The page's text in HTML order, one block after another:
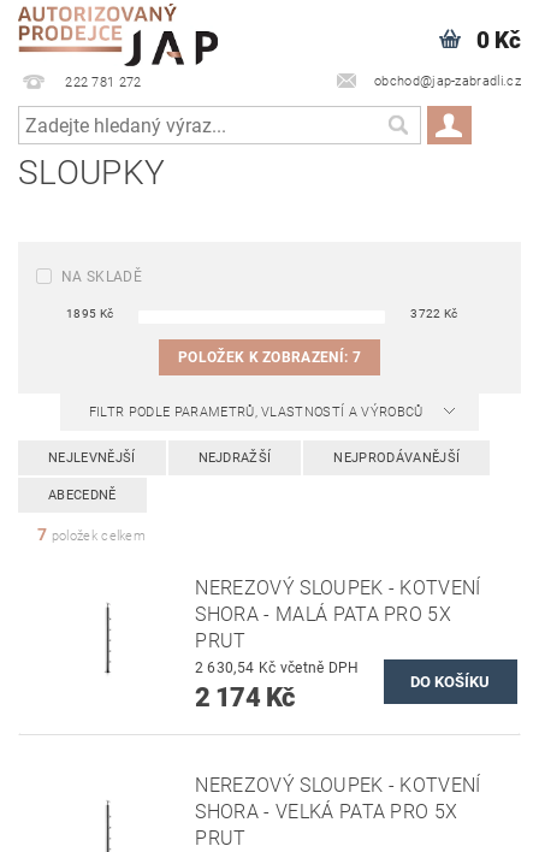
222 781 272 obchod@jap-zabradli.cz
0 Kč
SLOUPKY
NA SKLADĚ
1895 Kč 3722 Kč
POLOŽEK K ZOBRAZENÍ: 7
FILTR PODLE PARAMETRŮ, VLASTNOSTÍ A VÝROBCŮ
NEJLEVNĚJŠÍ NEJDRAŽŠÍ NEJPRODÁVANĚJŠÍ
ABECEDNĚ
7 položek celkem
NEREZOVÝ SLOUPEK - KOTVENÍ
SHORA - MALÁ PATA PRO 5X
PRUT
2 630,54 Kč včetně DPH
2 174 Kč
NEREZOVÝ SLOUPEK - KOTVENÍ
SHORA - VELKÁ PATA PRO 5X
PRUT